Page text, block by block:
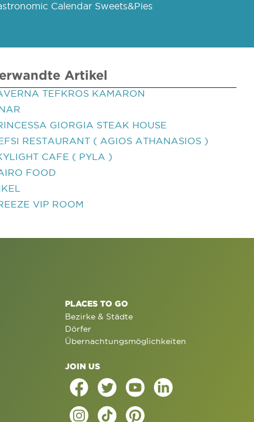
Calendar Sweets&Pies
Artikel
TEFKROS KAMARON
GIORGIA STEAK HOUSE
RESTAURANT ( AGIOS ATHANASIOS )
CAFE ( PYLA )
FOOD
VIP ROOM
PLACES TO GO
Bezirke & Städte
Dörfer
Übernachtungsmöglichkeiten
JOIN US